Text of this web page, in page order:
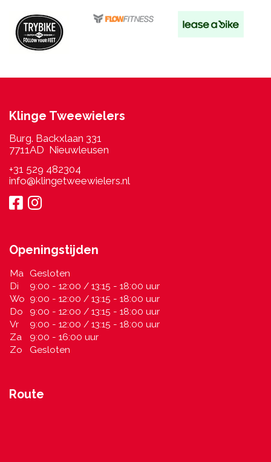
Klinge Tweewielers
Burg. Backxlaan 331
7711AD Nieuwleusen
+31 529 482304
info@klingetweewielers.nl
Openingstijden
Ma Gesloten
Di
9:00 - 12:00 / 13:15 - 18:00 uur
Wo 9:00 - 12:00 / 13:15 - 18:00 uur
Do
9:00 - 12:00 / 13:15 - 18:00 uur
Vr
9:00 - 12:00 / 13:15 - 18:00 uur
Za
9:00 - 16:00 uur
Zo
Gesloten
Route